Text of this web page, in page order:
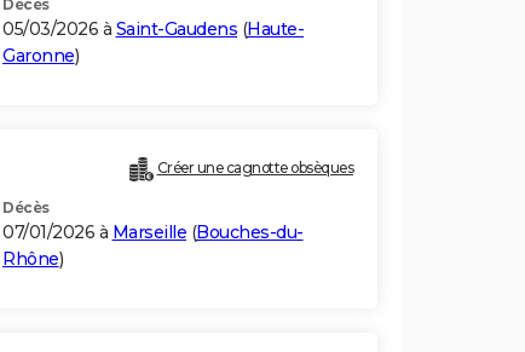
Décès
05/03/2026 à Saint-Gaudens (Haute-
Garonne)
Créer une cagnotte obsèques
Décès
07/01/2026 à Marseille (Bouches-du-
Rhône)